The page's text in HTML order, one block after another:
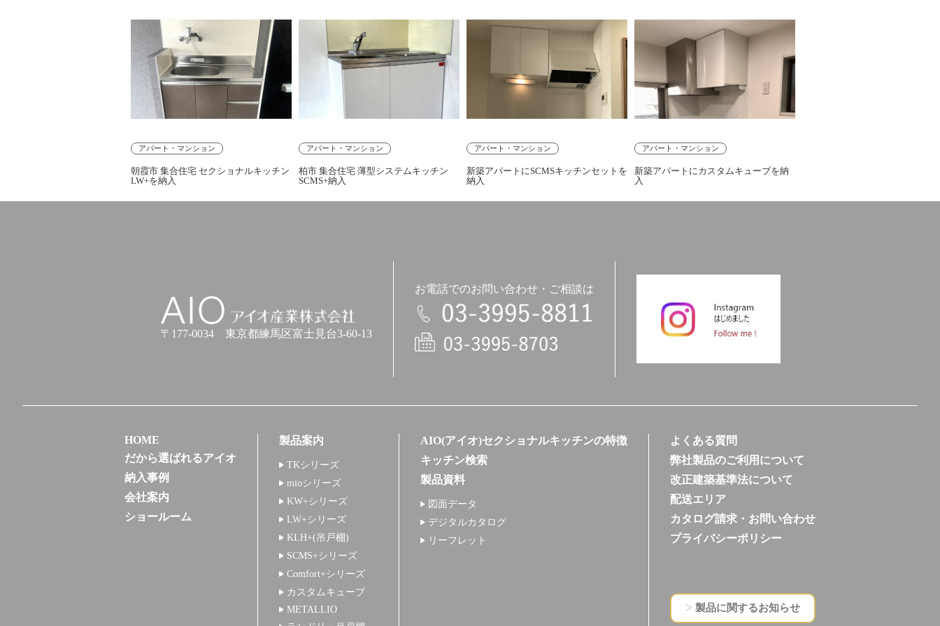
朝霞市 集合住宅 セクショナルキッチン
LW+を納入
アパート・マンション
柏市 集合住宅 薄型システムキッチン
SCMS+納入
アパート・マンション
新築アパートにSCMSキッチンセットを
納入
アパート・マンション
新築アパートにカスタムキューブを納
入
アパート・マンション
アイオ産業株式会社
〒177-0034 東京都練馬区富士見台3-60-13
お電話でのお問い合わせ・ご相談は
電話
HOME
だから選ばれるアイオ
納入事例
会社案内
ショールーム
製品案内
TKシリーズ
mioシリーズ
KW+シリーズ
LW+シリーズ
KLH+(吊戸棚)
SCMS+シリーズ
Comfort+シリーズ
カスタムキューブ
METALLIO
AIO(アイオ)セクショナルキッチンの特徴
キッチン検索
製品資料
図面データ
デジタルカタログ
リーフレット
よくある質問
弊社製品のご利用について
改正建築基準法について
配送エリア
カタログ請求・お問い合わせ
プライバシーポリシー
製品に関するお知らせ